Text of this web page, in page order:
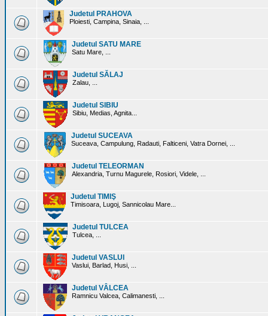
Judetul PRAHOVA
Ploiesti, Campina, Sinaia, ...
Judetul SATU MARE
Satu Mare, ...
Judetul SĂLAJ
Zalau, ...
Judetul SIBIU
Sibiu, Medias, Agnita...
Judetul SUCEAVA
Suceava, Campulung, Radauti, Falticeni, Vatra Dornei, ...
Judetul TELEORMAN
Alexandria, Turnu Magurele, Rosiori, Videle, ...
Judetul TIMIŞ
Timisoara, Lugoj, Sannicolau Mare...
Judetul TULCEA
Tulcea, ...
Judetul VASLUI
Vaslui, Barlad, Husi, ...
Judetul VÂLCEA
Ramnicu Valcea, Calimanesti, ...